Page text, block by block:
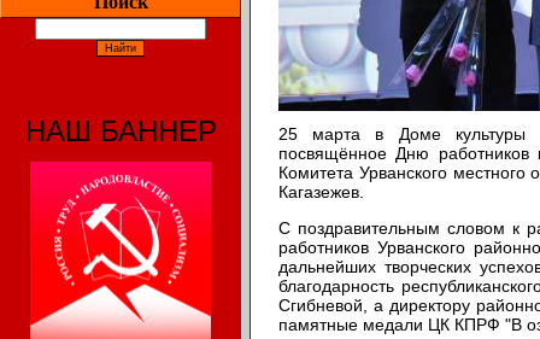
НАШ БАННЕР
25 марта в Доме культуры
посвящённое Дню работников
Комитета Урванского
Кагазежев.
С поздравительным словом к
работников Урванского
дальнейших творческих
благодарность
Сгибневой, а директору
памятные медали ЦК КПРФ "В